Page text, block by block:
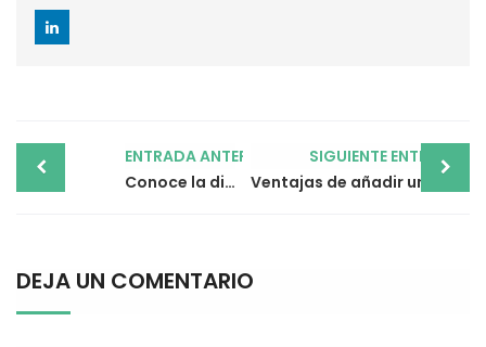
navigation
ENTRADA ANTERIOR
Conoce la distribución perfecta para cocinas abiertas
SIGUIENTE ENTRADA
DEJA UN COMENTARIO